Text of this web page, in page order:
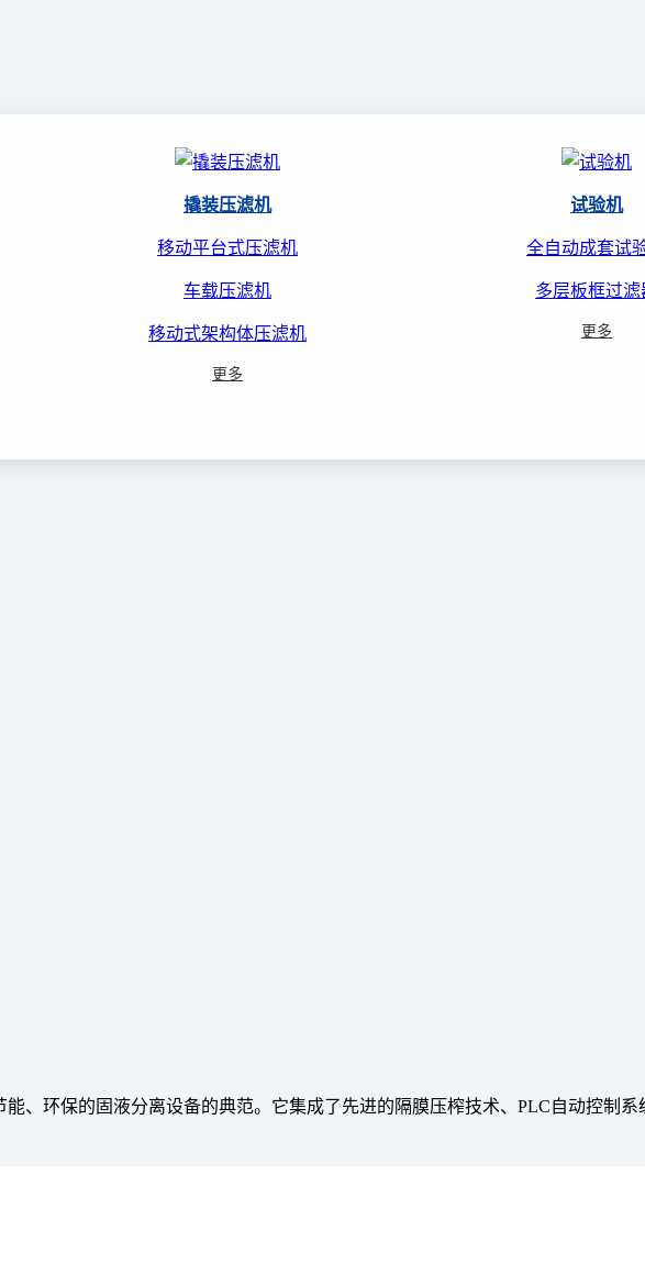
撬装压滤机
移动平台式压滤机
车载压滤机
移动式架构体压滤机
更多
试验机
全自动成套试
多层板框过滤
更多
、环保的固液分离设备的典范。它集成了先进的隔膜压榨技术、PLC自动控制系